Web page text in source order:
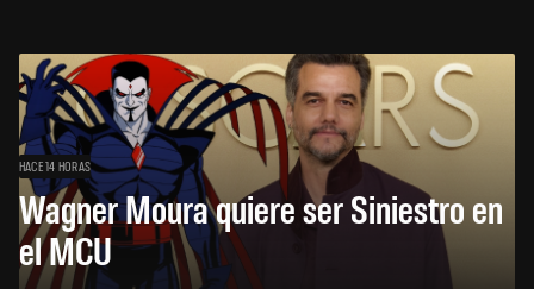
HACE 14 HORAS
Wagner Moura quiere ser Siniestro en
el MCU